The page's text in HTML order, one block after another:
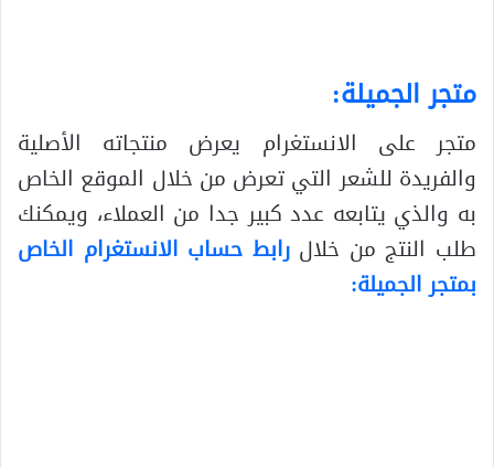
متجر الجميلة:
متجر على الانستغرام يعرض منتجاته الأصلية
والفريدة للشعر التي تعرض من خلال الموقع الخاص
به والذي يتابعه عدد كبير جدا من العملاء، ويمكنك
طلب النتج من خلال رابط حساب الانستغرام الخاص
بمتجر الجميلة: